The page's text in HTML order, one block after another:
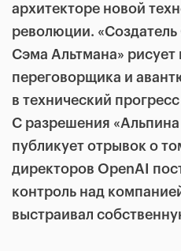
архитекторе новой
революции. «Создатель
Сэма Альтмана» рисует
переговорщика и
в технический
С разрешения
публикует отрывок о
директоров OpenAI
контроль над
выстраивал